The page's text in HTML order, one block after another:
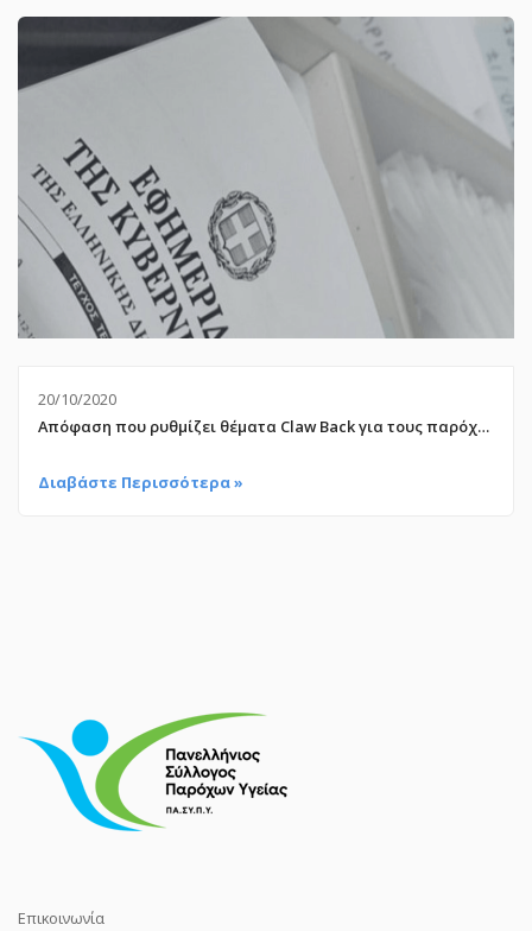
20/10/2020
Απόφαση που ρυθμίζει θέματα Claw Back για τους παρόχους ιατρικών υπηρεσιών & για τα Ιατροτεχνολογικά Προϊόντα
Διαβάστε Περισσότερα »
Επικοινωνία